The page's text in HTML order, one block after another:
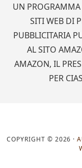
UN PROGRAMMA
SITI WEB DI
PUBBLICITARIA
AL SITO
AMAZON, IL
PER
COPYRIGHT © 2026 ·